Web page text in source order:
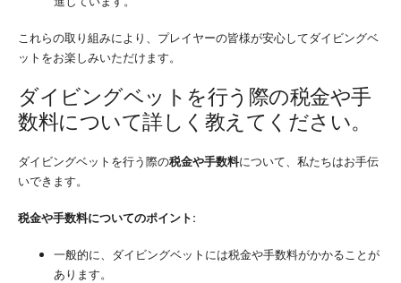
これらの取り組みにより、プレイヤーの皆様が安心してダイビングベ
ットをお楽しみいただけます。
ダイビングベットを行う際の税金や手
数料について詳しく教えてください。
ダイビングベットを行う際の税金や手数料について、私たちはお手伝
いできます。
税金や手数料についてのポイント:
一般的に、ダイビングベットには税金や手数料がかかることが
あります。